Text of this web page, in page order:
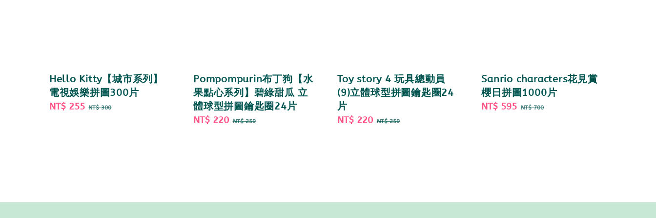
Hello Kitty【城市系列】
電視娛樂拼圖300片
Sale
NT$ 255 Regular
NT$ 300
Pompompurin布丁狗【水
果點心系列】碧綠甜瓜 立
體球型拼圖鑰匙圈24片
Sale
NT$ 220 Regular
NT$ 259
Toy story 4 玩具總動員
(9)立體球型拼圖鑰匙圈24
片
Sale
NT$ 220 Regular
NT$ 259
Sanrio characters花見賞
櫻日拼圖1000片
Sale
NT$ 595 Regular
NT$ 700